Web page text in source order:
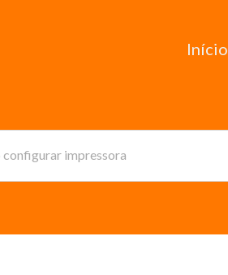
Início
configurar impressora